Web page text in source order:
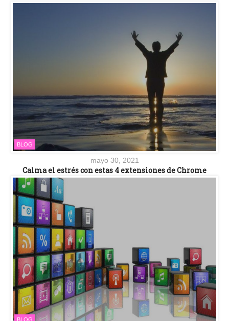
BLOG
mayo 30, 2021
Calma el estrés con estas 4 extensiones de Chrome
BLOG